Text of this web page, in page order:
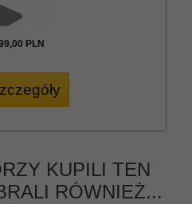
00 PLN
KUPILI TEN
RÓWNIEŻ...